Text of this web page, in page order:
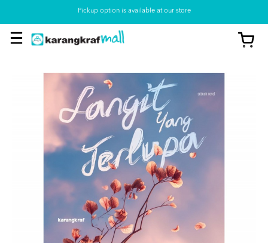
Pickup option is available at our store